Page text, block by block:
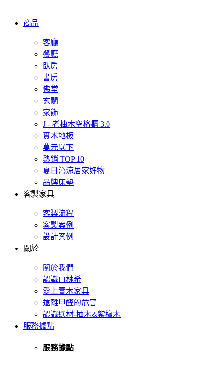
商品
客廳
餐廳
臥房
書房
佛堂
玄關
家飾
J - 老柚木空格櫃 3.0
實木地板
萬元以下
熱銷 TOP 10
夏日沁涼居家好物
品牌床墊
客製家具
客製流程
客製案例
設計案例
關於
關於我們
認識山林希
愛上實木家具
遠離甲醛的危害
認識選材-柚木&紫檀木
服務據點
服務據點